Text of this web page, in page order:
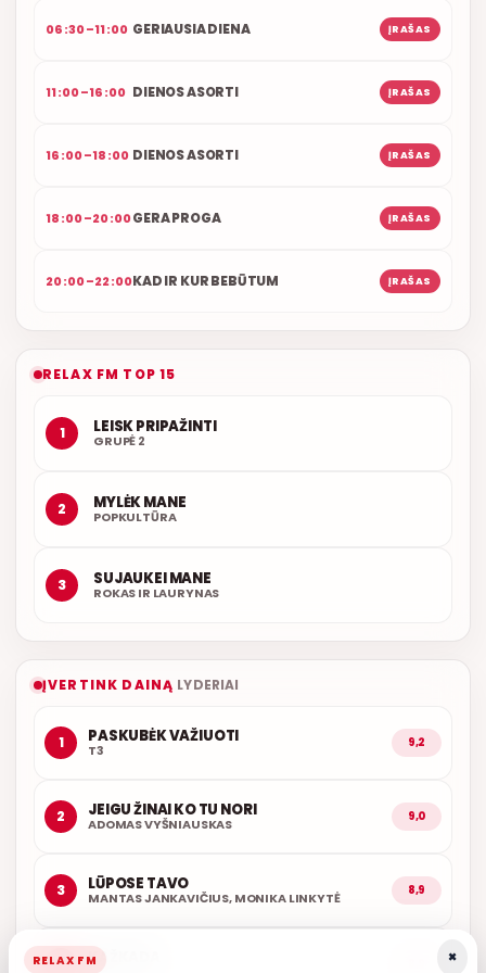
06:30–11:00 GERIAUSIA DIENA ĮRAŠAS
11:00–16:00 DIENOS ASORTI ĮRAŠAS
16:00–18:00 DIENOS ASORTI ĮRAŠAS
18:00–20:00GERA PROGA ĮRAŠAS
20:00–22:00KAD IR KUR BEBŪTUM ĮRAŠAS
RELAX FM TOP 15
1 LEISK PRIPAŽINTI
GRUPĖ 2
2 MYLĖK MANE
POPKULTŪRA
3 SUJAUKEI MANE
ROKAS IR LAURYNAS
ĮVERTINK DAINĄ LYDERIAI
1 PASKUBĖK VAŽIUOTI
T3 9,2
2 JEIGU ŽINAI KO TU NORI
ADOMAS VYŠNIAUSKAS 9,0
3 LŪPOSE TAVO
MANTAS JANKAVIČIUS, MONIKA LINKYTĖ 8,9
4 KAŽKADA ×
RELAX FM